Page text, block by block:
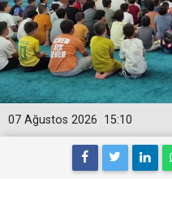
15:10
07 Ağustos 2026